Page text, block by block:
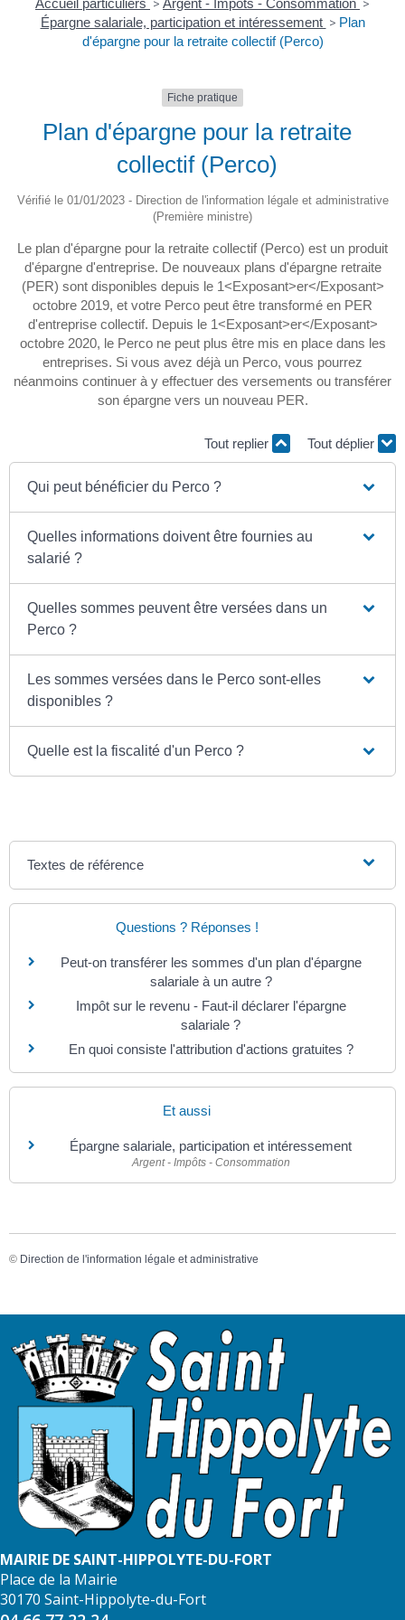
Accueil particuliers > Argent - Impôts - Consommation >
Épargne salariale, participation et intéressement > Plan
d'épargne pour la retraite collectif (Perco)
Fiche pratique
Plan d'épargne pour la retraite
collectif (Perco)
Vérifié le 01/01/2023 - Direction de l'information légale et administrative
(Première ministre)
Le plan d'épargne pour la retraite collectif (Perco) est un produit
d'épargne d'entreprise. De nouveaux plans d'épargne retraite
(PER) sont disponibles depuis le 1<Exposant>er</Exposant>
octobre 2019, et votre Perco peut être transformé en PER
d'entreprise collectif. Depuis le 1<Exposant>er</Exposant>
octobre 2020, le Perco ne peut plus être mis en place dans les
entreprises. Si vous avez déjà un Perco, vous pourrez
néanmoins continuer à y effectuer des versements ou transférer
son épargne vers un nouveau PER.
Tout replier Tout déplier
Qui peut bénéficier du Perco ?
Quelles informations doivent être fournies au
salarié ?
Quelles sommes peuvent être versées dans un
Perco ?
Les sommes versées dans le Perco sont-elles
disponibles ?
Quelle est la fiscalité d'un Perco ?
Textes de référence
Questions ? Réponses !
Peut-on transférer les sommes d'un plan d'épargne
salariale à un autre ?
Impôt sur le revenu - Faut-il déclarer l'épargne
salariale ?
En quoi consiste l'attribution d'actions gratuites ?
Et aussi
Épargne salariale, participation et intéressement
Argent - Impôts - Consommation
© Direction de l'information légale et administrative
MAIRIE DE SAINT-HIPPOLYTE-DU-FORT
Place de la Mairie
30170 Saint-Hippolyte-du-Fort